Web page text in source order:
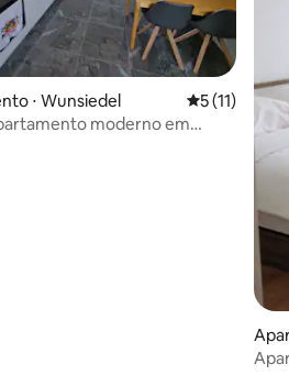
de 5, 31 avaliações
⋅ Wunsiedel 5 de uma
5 (11)
moderno em